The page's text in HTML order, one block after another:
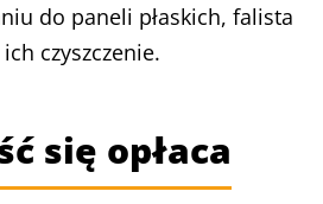
do paneli płaskich, falista
czyszczenie.
się opłaca